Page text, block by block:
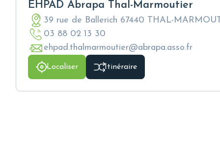
EHPAD Abrapa Thal-Marmoutier
39 rue de Ballerich 67440 THAL-
03 88 02 13 30
ehpad.thalmarmoutier@abrapa.asso.fr
Localiser Itinéraire